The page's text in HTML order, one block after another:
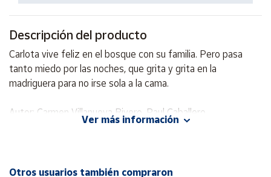
Mapa de
vendedores
Hazte
vendedor
Descripción del producto
Carlota vive feliz en el bosque con su familia. Pero pasa
tanto miedo por las noches, que grita y grita en la
madriguera para no irse sola a la cama.
Autor: Carmen Villanueva Rivero, Paul Caballero
Ver más información
Otros usuarios también compraron